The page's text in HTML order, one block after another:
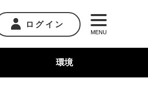
ログイン
MENU
環境